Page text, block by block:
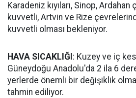
Karadeniz kıyıları, Sinop,
kuvvetli, Artvin ve Rize
kuvvetli olması bekleniyor.
HAVA SICAKLIĞI : Kuzey ve iç
Güneydoğu Anadolu'da 2 ila 6
yerlerde önemli bir değişiklik
tahmin ediliyor.